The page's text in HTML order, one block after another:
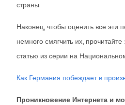
страны.
Наконец, чтобы оценить все эти
немного смягчить их,
статью из серии на
Как Германия побеждает в
Проникновение Интернета и